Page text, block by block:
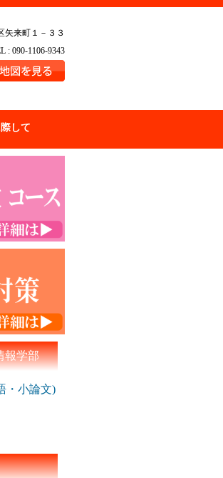
矢来町１－３３
: 090-1106-9343
して
報学部
・小論文)